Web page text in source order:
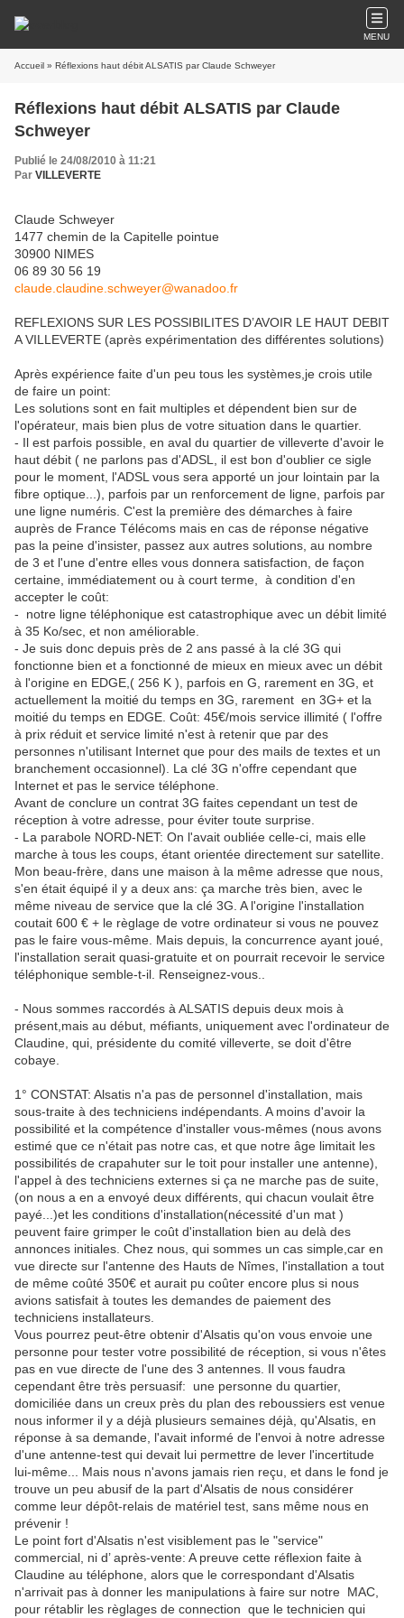
MENU
Accueil » Réflexions haut débit ALSATIS par Claude Schweyer
Réflexions haut débit ALSATIS par Claude
Schweyer
Publié le 24/08/2010 à 11:21
Par VILLEVERTE
Claude Schweyer
1477 chemin de la Capitelle pointue
30900 NIMES
06 89 30 56 19
claude.claudine.schweyer@wanadoo.fr
REFLEXIONS SUR LES POSSIBILITES D’AVOIR LE HAUT DEBIT
A VILLEVERTE (après expérimentation des différentes solutions)
Après expérience faite d'un peu tous les systèmes,je crois utile
de faire un point:
Les solutions sont en fait multiples et dépendent bien sur de
l'opérateur, mais bien plus de votre situation dans le quartier.
- Il est parfois possible, en aval du quartier de villeverte d'avoir le
haut débit ( ne parlons pas d'ADSL, il est bon d'oublier ce sigle
pour le moment, l'ADSL vous sera apporté un jour lointain par la
fibre optique...), parfois par un renforcement de ligne, parfois par
une ligne numéris. C'est la première des démarches à faire
auprès de France Télécoms mais en cas de réponse négative
pas la peine d'insister, passez aux autres solutions, au nombre
de 3 et l'une d'entre elles vous donnera satisfaction, de façon
certaine, immédiatement ou à court terme,
à condition d'en
accepter le coût:
-
notre ligne téléphonique est catastrophique avec un débit limité
à 35 Ko/sec, et non améliorable.
- Je suis donc depuis près de 2 ans passé à la clé 3G qui
fonctionne bien et a fonctionné de mieux en mieux avec un débit
à l'origine en EDGE,( 256 K ), parfois en G, rarement en 3G, et
actuellement la moitié du temps en 3G, rarement en 3G+ et la
moitié du temps en EDGE. Coût: 45€/mois service illimité ( l'offre
à prix réduit et service limité n'est à retenir que par des
personnes n'utilisant Internet que pour des mails de textes et un
branchement occasionnel). La clé 3G n'offre cependant que
Internet et pas le service téléphone.
Avant de conclure un contrat 3G faites cependant un test de
réception à votre adresse, pour éviter toute surprise.
- La parabole NORD-NET: On l'avait oubliée celle-ci, mais elle
marche à tous les coups, étant orientée directement sur satellite.
Mon beau-frère, dans une maison à la même adresse que nous,
s'en était équipé il y a deux ans: ça marche très bien, avec le
même niveau de service que la clé 3G. A l'origine l'installation
coutait 600 € + le règlage de votre ordinateur si vous ne pouvez
pas le faire vous-même. Mais depuis, la concurrence ayant joué,
l'installation serait quasi-gratuite et on pourrait recevoir le service
téléphonique semble-t-il. Renseignez-vous..
- Nous sommes raccordés à ALSATIS depuis deux mois à
présent,mais au début, méfiants, uniquement avec l'ordinateur de
Claudine, qui, présidente du comité villeverte, se doit d'être
cobaye.
1° CONSTAT: Alsatis n'a pas de personnel d'installation, mais
sous-traite à des techniciens indépendants. A moins d'avoir la
possibilité et la compétence d'installer vous-mêmes (nous avons
estimé que ce n'était pas notre cas, et que notre âge limitait les
possibilités de crapahuter sur le toit pour installer une antenne),
l'appel à des techniciens externes si ça ne marche pas de suite,
(on nous a en a envoyé deux différents, qui chacun voulait être
payé...)et les conditions d'installation(nécessité d'un mat )
peuvent faire grimper le coût d'installation bien au delà des
annonces initiales. Chez nous, qui sommes un cas simple,car en
vue directe sur l'antenne des Hauts de Nîmes, l'installation a tout
de même coûté 350€ et aurait pu coûter encore plus si nous
avions satisfait à toutes les demandes de paiement des
techniciens installateurs.
Vous pourrez peut-être obtenir d'Alsatis qu'on vous envoie une
personne pour tester votre possibilité de réception, si vous n'êtes
pas en vue directe de l'une des 3 antennes. Il vous faudra
cependant être très persuasif:
une personne du quartier,
domiciliée dans un creux près du plan des reboussiers est venue
nous informer il y a déjà plusieurs semaines déjà, qu'Alsatis, en
réponse à sa demande, l'avait informé de l'envoi à notre adresse
d'une antenne-test qui devait lui permettre de lever l'incertitude
lui-même... Mais nous n'avons jamais rien reçu, et dans le fond je
trouve un peu abusif de la part d'Alsatis de nous considérer
comme leur dépôt-relais de matériel test, sans même nous en
prévenir !
Le point fort d'Alsatis n'est visiblement pas le "service"
commercial, ni d’ après-vente: A preuve cette réflexion faite à
Claudine au téléphone, alors que le correspondant d'Alsatis
n'arrivait pas à donner les manipulations à faire sur notre MAC,
pour rétablir les règlages de connection que le technicien qui